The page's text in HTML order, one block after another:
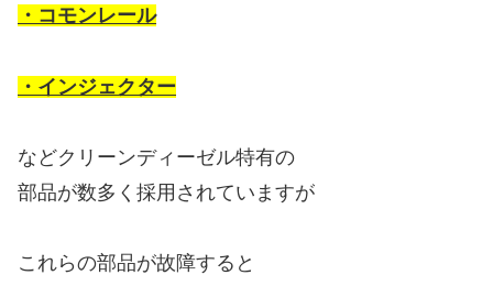
・コモンレール
・インジェクター
などクリーンディーゼル特有の
部品が数多く採用されていますが
これらの部品が故障すると